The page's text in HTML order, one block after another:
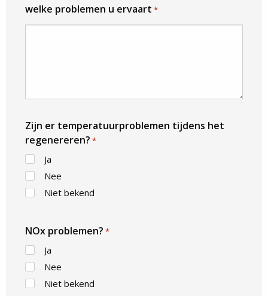
welke problemen u ervaart *
Zijn er temperatuurproblemen tijdens het
regenereren? *
Ja
Nee
Niet bekend
NOx problemen? *
Ja
Nee
Niet bekend